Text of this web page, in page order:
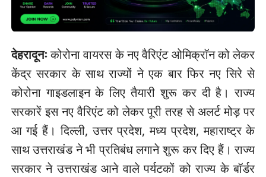
देहरादूनःकोरोना वायरस के नए वैरिएंट ओमिक्रॉन को लेकर
केंद्र सरकार के साथ राज्यों ने एक बार फिर नए सिरे से
कोरोना गाइडलाइन के लिए तैयारी शुरू कर दी है। राज्य
सरकारें इस नए वैरिएंट को लेकर पूरी तरह से अलर्ट मोड़ पर
आ गई हैं। दिल्ली, उत्तर प्रदेश, मध्य प्रदेश, महाराष्ट्र के
साथ उत्तराखंड ने भी प्रतिबंध लगाने शुरू कर दिए हैं। राज्य
सरकार ने उत्तराखंड आने वाले पर्यटकों को राज्य के बॉर्डर